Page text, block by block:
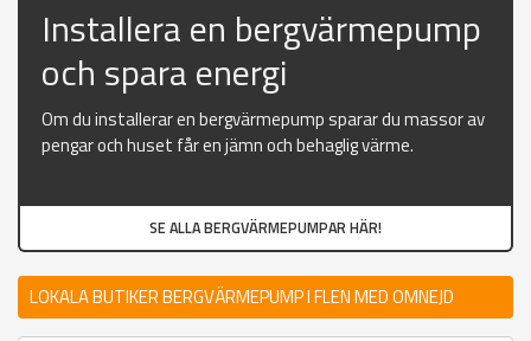
Installera en bergvärmepump
och spara energi
Om du installerar en bergvärmepump sparar du massor av
pengar och huset får en jämn och behaglig värme.
SE ALLA BERGVÄRMEPUMPAR HÄR!
LOKALA BUTIKER BERGVÄRMEPUMP I FLEN MED OMNEJD